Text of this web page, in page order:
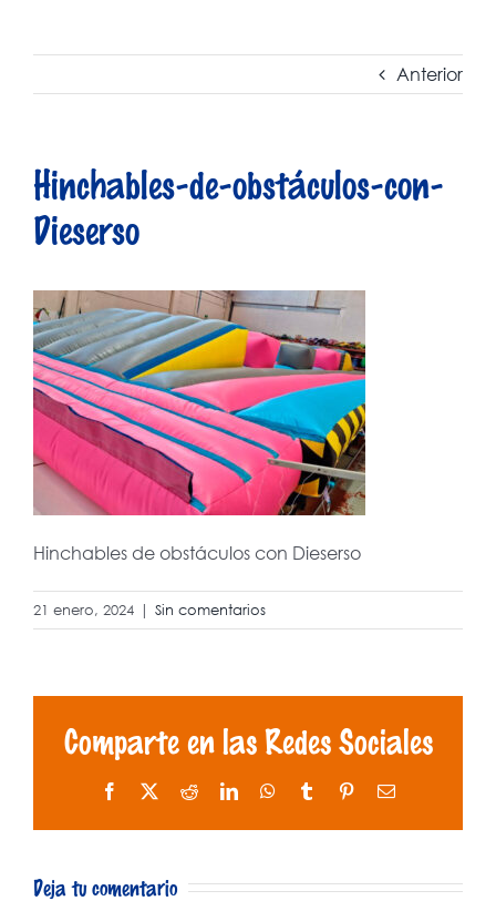
Anterior
Hinchables-de-obstáculos-con-
Dieserso
Hinchables de obstáculos con Dieserso
21 enero, 2024 | Sin comentarios
Comparte en las Redes Sociales
Facebook RedditLinkedInWhatsApp
Tumblr PinterestCorreo
Deja tu comentario